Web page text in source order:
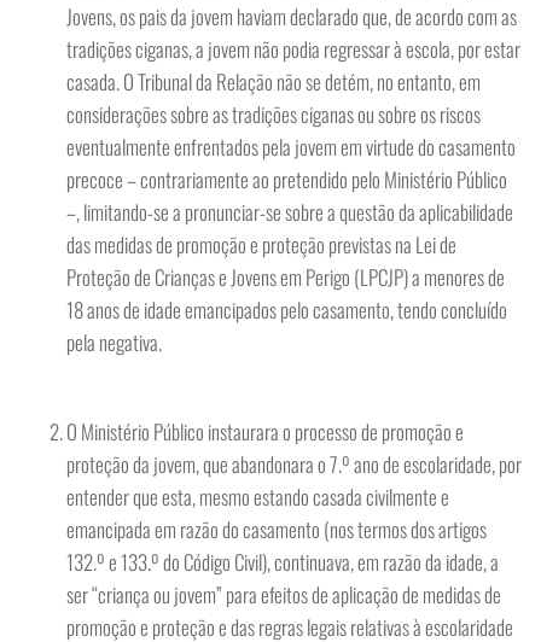
Jovens, os pais da jovem haviam declarado que, de acordo com as
tradições ciganas, a jovem não podia regressar à escola, por estar
casada. O Tribunal da Relação não se detém, no entanto, em
considerações sobre as tradições ciganas ou sobre os riscos
eventualmente enfrentados pela jovem em virtude do casamento
precoce – contrariamente ao pretendido pelo Ministério Público
–, limitando-se a pronunciar-se sobre a questão da aplicabilidade
das medidas de promoção e proteção previstas na Lei de
Proteção de Crianças e Jovens em Perigo (LPCJP) a menores de
18 anos de idade emancipados pelo casamento, tendo concluído
pela negativa.
O Ministério Público instaurara o processo de promoção e
proteção da jovem, que abandonara o 7.º ano de escolaridade, por
entender que esta, mesmo estando casada civilmente e
emancipada em razão do casamento (nos termos dos artigos
132.º e 133.º do Código Civil), continuava, em razão da idade, a
ser “criança ou jovem” para efeitos de aplicação de medidas de
promoção e proteção e das regras legais relativas à escolaridade